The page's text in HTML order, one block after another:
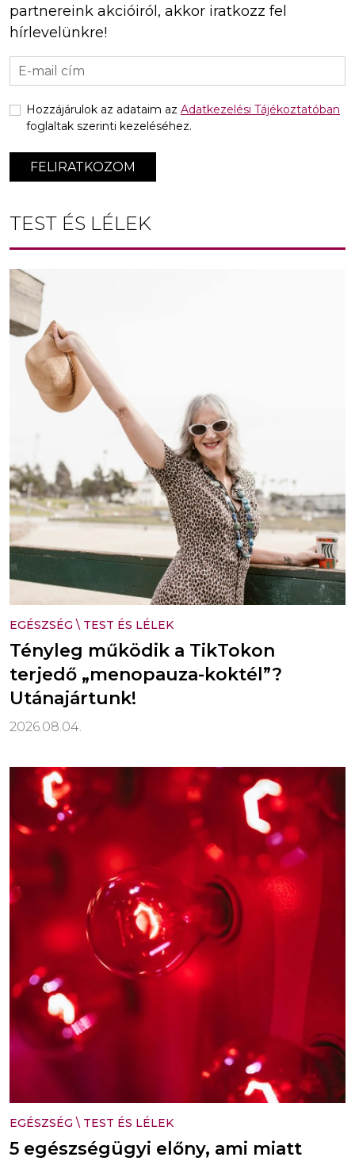
partnereink akcióiról, akkor iratkozz fel
hírlevelünkre!
FELIRATKOZOM
Hozzájárulok az adataim az Adatkezelési Tájékoztatóban
foglaltak szerinti kezeléséhez.
TEST ÉS LÉLEK
EGÉSZSÉG \ TEST ÉS LÉLEK
Tényleg működik a TikTokon
terjedő „menopauza-koktél”?
Utánajártunk!
2026.08.04.
EGÉSZSÉG \ TEST ÉS LÉLEK
5 egészségügyi előny, ami miatt